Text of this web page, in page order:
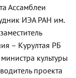
Ассамблеи
ИЭА РАН им.
– Курултая РБ
культуры
проекта